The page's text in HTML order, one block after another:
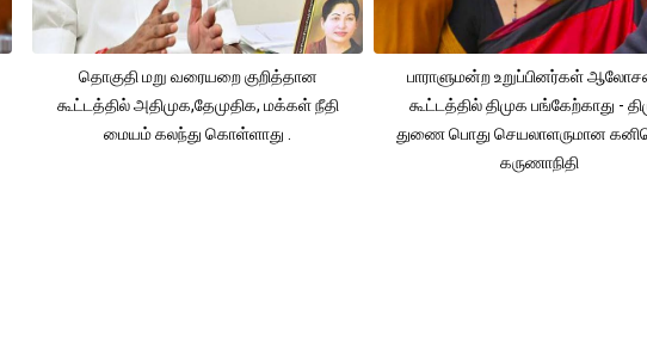
தொகுதி மறு வரையறை குறித்தான
கூட்டத்தில் அதிமுக,தேமுதிக, மக்கள் நீதி
மையம் கலந்து கொள்ளாது .
பாராளுமன்ற உறுப்பினர்கள்
கூட்டத்தில் திமுக பங்கேற்காது -
துணை பொது செயலாளருமான
கருணாநிதி